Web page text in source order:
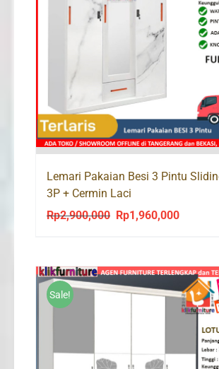
Lemari Pakaian Besi 3 Pintu
3P + Cermin Laci
Rp2,900,000
Original
Rp2,900,000.
Rp1,960,000Current
Sale!